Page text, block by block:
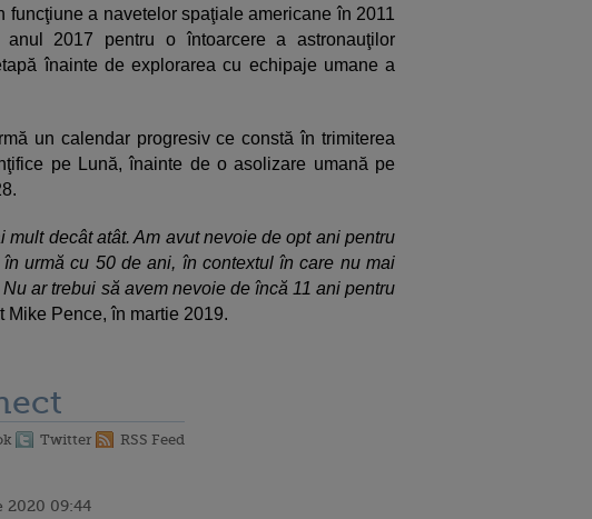
funcţiune a navetelor spaţiale americane în 2011
2017 pentru o întoarcere a astronauţilor
înainte de explorarea cu echipaje umane a
un calendar progresiv ce constă în trimiterea
pe Lună, înainte de o asolizare umană pe
mult decât atât. Am avut nevoie de opt ani pentru
urmă cu 50 de ani, în contextul în care nu mai
ar trebui să avem nevoie de încă 11 ani pentru
Mike Pence, în martie 2019.
Twitter RSS Feed
2020 09:44